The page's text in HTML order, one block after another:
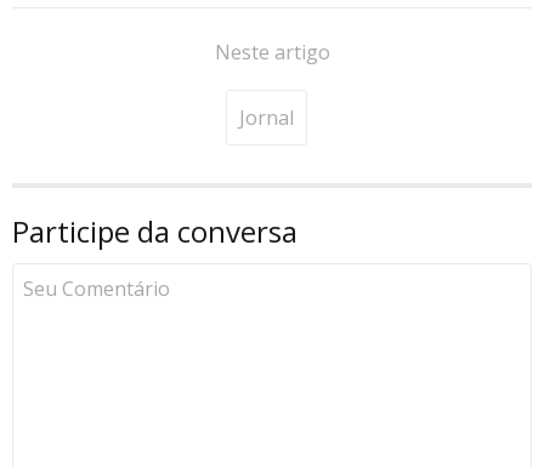
Neste artigo
Jornal
Participe da conversa